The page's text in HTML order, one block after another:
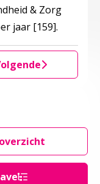
& Zorg
jaar [159].